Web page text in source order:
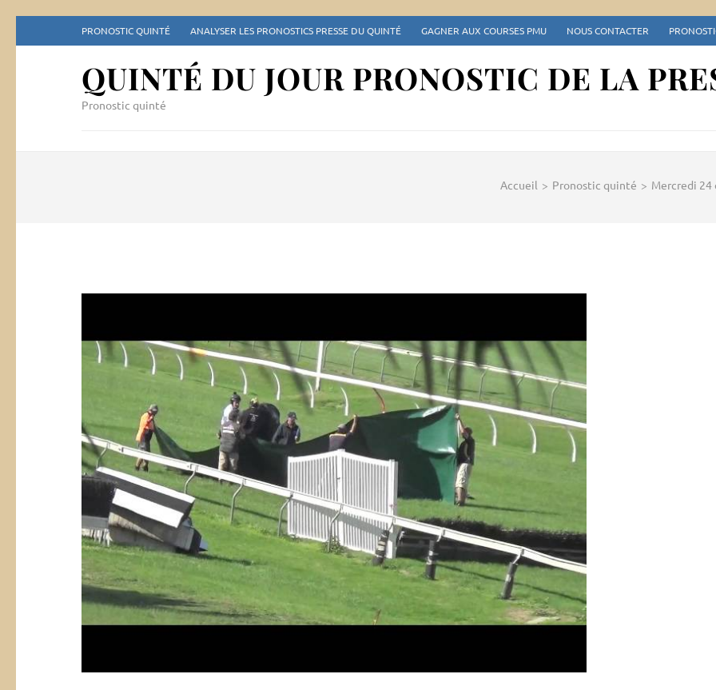
au
PRONOSTIC QUINTÉ ANALYSER LES PRONOSTICS PRESSE DU QUINTÉ GAGNER AUX COURSES PMU NOUS CONTACTER
QUINTÉ DU JOUR PRONOSTIC DE LA
Pronostic quinté
Accueil > Pronostic quinté > Mercredi 24